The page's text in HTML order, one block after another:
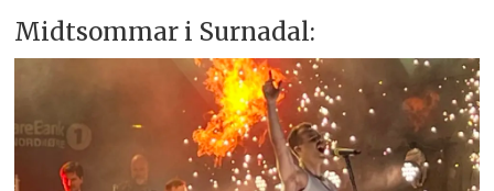
Midtsommar i Surnadal: